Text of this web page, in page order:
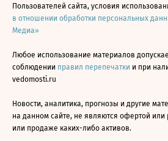
Пользователей сайта, условия
в отношении обработки персональных
Медиа»
Любое использование материалов
соблюдении правил перепечатки и при
vedomosti.ru
Новости, аналитика, прогнозы и другие
на данном сайте, не являются офертой или
или продаже каких-либо активов.